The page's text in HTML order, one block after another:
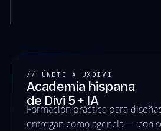
// ÚNETE A UXDIVI
Academia hispana
de Divi 5 + IA
Formación práctica para
entregan como agencia — con